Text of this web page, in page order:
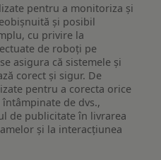
pentru a monitoriza și
și posibil
cu privire la
de roboți pe
asigura că sistemele și
corect și sigur. De
pentru a corecta orice
de dvs.,
de publicitate în livrarea
și la interacțiunea